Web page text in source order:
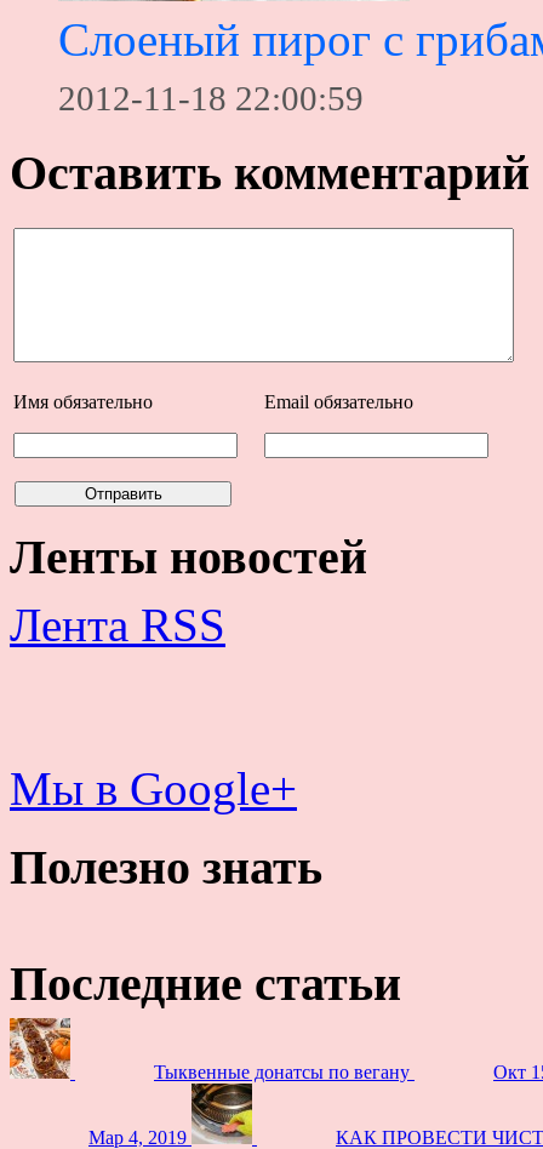
Слоеный пирог с
2012-11-18 22:00:59
Оставить комментарий
Имя обязательно Email обязательно
Ленты новостей
Лента RSS
Мы в Google+
Полезно знать
Последние статьи
Тыквенные донатсы по вегану Окт
Мар 4, 2019 КАК ПРОВЕСТИ